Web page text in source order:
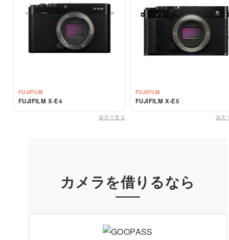
FUJIFILM
FUJIFILM X-E4
楽天で見る
FUJIFILM
FUJIFILM X-E5
楽天
カメラを借りるなら